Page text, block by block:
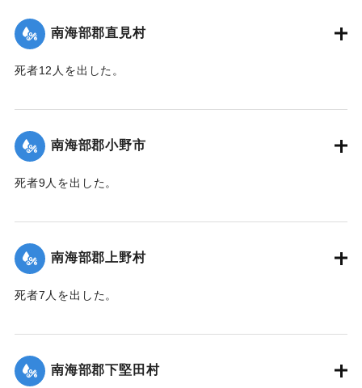
｜固有コード: 00481059
南海部郡直見村
死者12人を出した。
｜固有コード: 00481060
南海部郡小野市
死者9人を出した。
｜固有コード: 00481061
南海部郡上野村
死者7人を出した。
｜固有コード: 00481054
南海部郡下堅田村